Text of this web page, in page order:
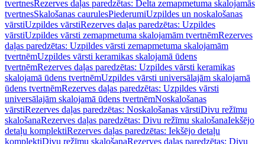
tvertnesRezerves daļas paredzētas: Delta zemapmetuma skalojamās
tvertnesSkalošanas caurulesPiederumiUzpildes un noskalošanas
vārstiUzpildes vārstiRezerves daļas paredzētas: Uzpildes
vārstiUzpildes vārsti zemapmetuma skalojamām tvertnēmRezerves
daļas paredzētas: Uzpildes vārsti zemapmetuma skalojamām
tvertnēmUzpildes vārsti keramikas skalojamā ūdens
tvertnēmRezerves daļas paredzētas: Uzpildes vārsti keramikas
skalojamā ūdens tvertnēmUzpildes vārsti universālajām skalojamā
ūdens tvertnēmRezerves daļas paredzētas: Uzpildes vārsti
universālajām skalojamā ūdens tvertnēmNoskalošanas
vārstiRezerves daļas paredzētas: Noskalošanas vārstiDivu režīmu
skalošanaRezerves daļas paredzētas: Divu režīmu skalošanaIekšējo
detaļu komplektiRezerves daļas paredzētas: Iekšējo detaļu
komplektiDivu režīmu skalošanaRezerves daļas paredzētas: Divu